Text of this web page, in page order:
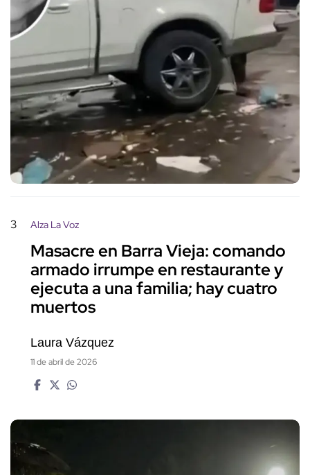
3 Alza La Voz
Masacre en Barra Vieja: comando
armado irrumpe en restaurante y
ejecuta a una familia; hay cuatro
muertos
Laura Vázquez
11 de abril de 2026